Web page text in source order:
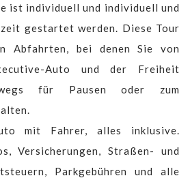
ist individuell und individuell und
gestartet werden. Diese Tour
Abfahrten, bei denen Sie von
Auto und der Freiheit
für Pausen oder zum
mit Fahrer, alles inklusive.
Versicherungen, Straßen- und
Parkgebühren und alle